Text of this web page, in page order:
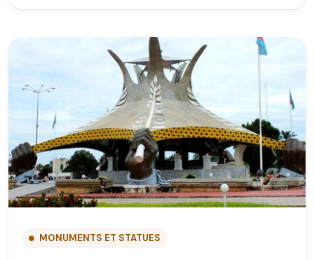
MONUMENTS ET STATUES